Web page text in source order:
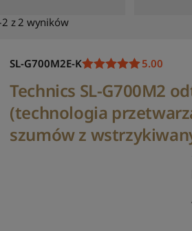
z 2 wyników
SL-G700M2E-K 5.00
Technics SL-G700M2
(technologia
szumów z